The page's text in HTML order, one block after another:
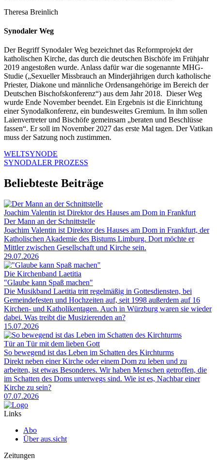
Theresa Breinlich
Synodaler Weg
Der Begriff Synodaler Weg bezeichnet das Reformprojekt der
katholischen Kirche, das durch die deutschen Bischöfe im Frühjahr
2019 angestoßen wurde. Anlass dafür war die sogenannte MHG-
Studie („Sexueller Missbrauch an Minderjährigen durch katholische
Priester, Diakone und männliche Ordensangehörige im Bereich der
Deutschen Bischofskonferenz“) aus dem Jahr 2018. Dieser Weg
wurde Ende November beendet. Ein Ergebnis ist die Einrichtung
einer Synodalkonferenz, ein bundesweites Gremium. In ihm sollen
Laienvertreter und Bischöfe gemeinsam „beraten und Beschlüsse
fassen“. Er soll im November 2027 das erste Mal tagen. Der Vatikan
muss der Satzung noch zustimmen.
WELTSYNODE
SYNODALER PROZESS
Beliebteste Beiträge
Joachim Valentin ist Direktor des Hauses am Dom in Frankfurt
Der Mann an der Schnittstelle
Joachim Valentin ist Direktor des Hauses am Dom in Frankfurt, der
Katholischen Akademie des Bistums Limburg. Dort möchte er
Mittler zwischen Gesellschaft und Kirche sein.
29.07.2026
Die Kirchenband Laetitia
"Glaube kann Spaß machen"
Die Musikband Laetitia tritt regelmäßig in Gottesdiensten, bei
Gemeindefesten und Hochzeiten auf, seit 1998 außerdem auf 16
Kirchen- und Katholikentagen. Auch in Würzburg waren sie wieder
dabei. Was treibt die Musizierenden an?
15.07.2026
Tür an Tür mit dem lieben Gott
So bewegend ist das Leben im Schatten des Kirchturms
Direkt neben einer Kirche oder einem Dom zu leben und zu
arbeiten, ist etwas Besonderes. Wir haben Menschen getroffen, die
im Schatten des Doms unterwegs sind. Wie ist es, Nachbar einer
Kirche zu sein?
07.07.2026
Links
Abo
Über aus.sicht
Zeitungen